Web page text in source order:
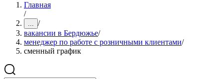
Главная
/
... /
вакансии в Бердюжье/
менеджер по работе с розничными клиентами/
сменный график